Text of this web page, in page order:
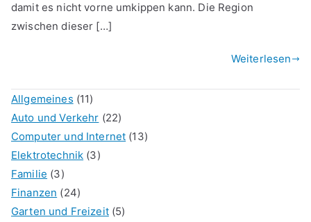
damit es nicht vorne umkippen kann. Die Region
zwischen dieser […]
Weiterlesen
Allgemeines (11)
Auto und Verkehr (22)
Computer und Internet (13)
Elektrotechnik (3)
Familie (3)
Finanzen (24)
Garten und Freizeit(5)